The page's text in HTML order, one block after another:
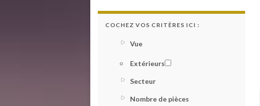
COCHEZ VOS CRITÈRES ICI :
Vue
Extérieurs
Secteur
Nombre de pièces